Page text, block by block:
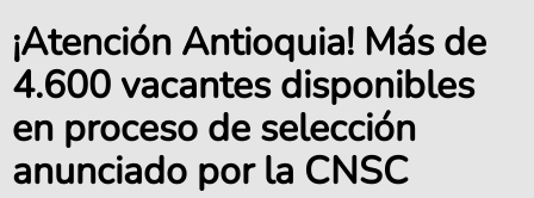
¡Atención Antioquia! Más de
4.600 vacantes disponibles
en proceso de selección
anunciado por la CNSC